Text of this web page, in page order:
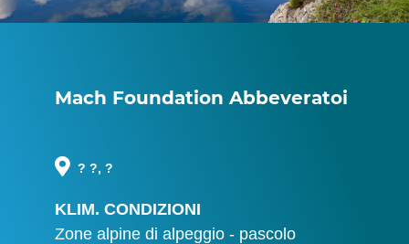
Mach Foundation Abbeveratoi
? ?, ?
KLIM. CONDIZIONI
Zone alpine di alpeggio - pascolo